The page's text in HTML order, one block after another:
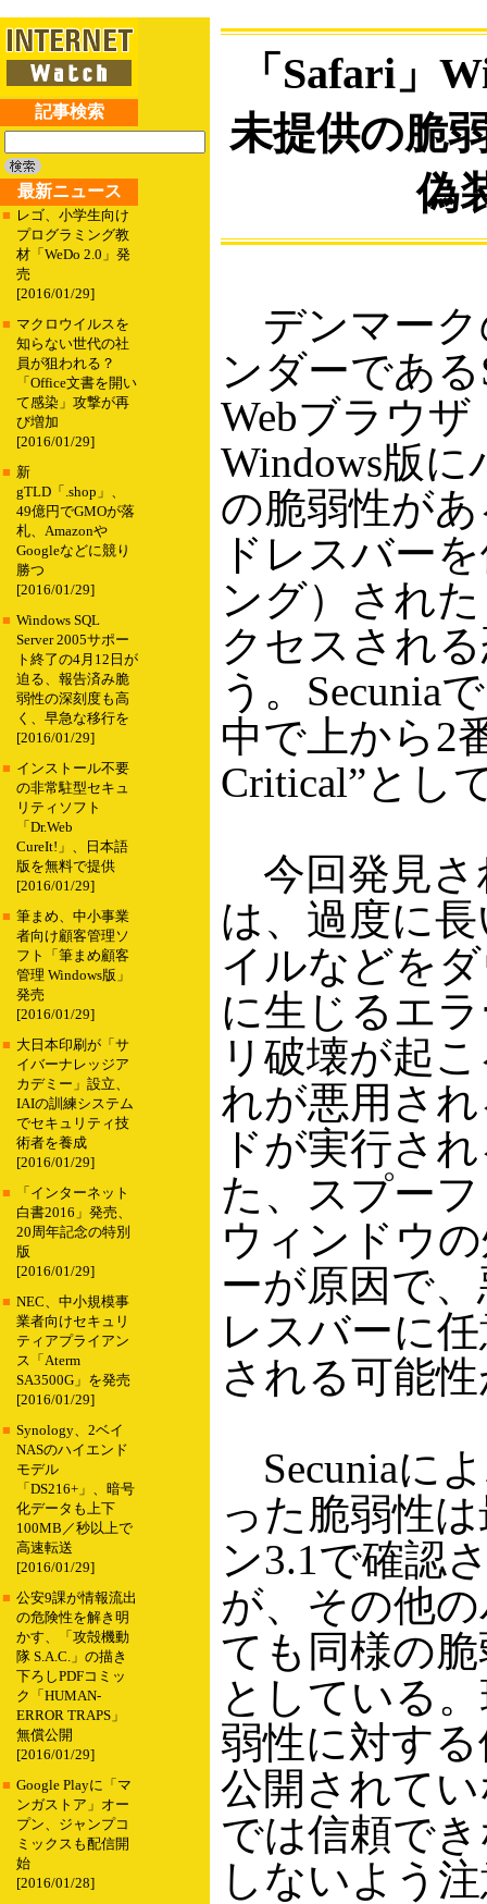
記事検索
最新ニュース
■ レゴ、小学生向け
プログラミング教
材「WeDo 2.0」発
売
[2016/01/29]
■ マクロウイルスを
知らない世代の社
員が狙われる？
「Office文書を開い
て感染」攻撃が再
び増加
[2016/01/29]
■ 新
gTLD「.shop」、
49億円でGMOが落
札、Amazonや
Googleなどに競り
勝つ
[2016/01/29]
■ Windows SQL
Server 2005サポー
ト終了の4月12日が
迫る、報告済み脆
弱性の深刻度も高
く、早急な移行を
[2016/01/29]
■ インストール不要
の非常駐型セキュ
リティソフト
「Dr.Web
CureIt!」、日本語
版を無料で提供
[2016/01/29]
■ 筆まめ、中小事業
者向け顧客管理ソ
フト「筆まめ顧客
管理 Windows版」
発売
[2016/01/29]
■ 大日本印刷が「サ
イバーナレッジア
カデミー」設立、
IAIの訓練システム
でセキュリティ技
術者を養成
[2016/01/29]
■
「インターネット
白書2016」発売、
20周年記念の特別
版
[2016/01/29]
■ NEC、中小規模事
業者向けセキュリ
ティアプライアン
ス「Aterm
SA3500G」を発売
[2016/01/29]
■ Synology、2ベイ
NASのハイエンド
モデル
「DS216+」、暗号
化データも上下
100MB／秒以上で
高速転送
[2016/01/29]
■ 公安9課が情報流出
の危険性を解き明
かす、「攻殻機動
隊 S.A.C.」の描き
下ろしPDFコミッ
ク「HUMAN-
ERROR TRAPS」
無償公開
[2016/01/29]
■ Google Playに「マ
ンガストア」オー
プン、ジャンプコ
ミックスも配信開
始
[2016/01/28]
「Safari」
未提供の脆
偽
デンマーク
ンダーである
Webブラウザ
Windows版
の脆弱性が
ドレスバー
ング）され
クセスされ
う。Secunia
中で上から2
Critical”とし
今回発見さ
は、過度に
イルなどを
に生じるエ
リ破壊が起
れが悪用さ
ドが実行さ
た、スプー
ウィンドウ
ーが原因で
レスバーに
される可能
Secuniaに
った脆弱性
ン3.1で確認
が、その他
ても同様の
としている
弱性に対す
公開されてい
では信頼で
しないよう